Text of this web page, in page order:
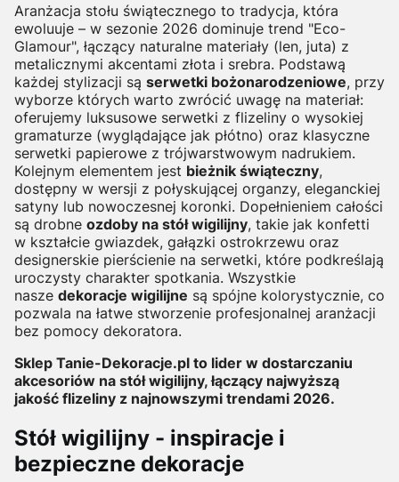
Aranżacja stołu świątecznego to tradycja, która
ewoluuje – w sezonie 2026 dominuje trend "Eco-
Glamour", łączący naturalne materiały (len, juta) z
metalicznymi akcentami złota i srebra. Podstawą
każdej stylizacji są serwetki bożonarodzeniowe, przy
wyborze których warto zwrócić uwagę na materiał:
oferujemy luksusowe serwetki z flizeliny o wysokiej
gramaturze (wyglądające jak płótno) oraz klasyczne
serwetki papierowe z trójwarstwowym nadrukiem.
Kolejnym elementem jest bieżnik świąteczny,
dostępny w wersji z połyskującej organzy, eleganckiej
satyny lub nowoczesnej koronki. Dopełnieniem całości
są drobne ozdoby na stół wigilijny, takie jak konfetti
w kształcie gwiazdek, gałązki ostrokrzewu oraz
designerskie pierścienie na serwetki, które podkreślają
uroczysty charakter spotkania. Wszystkie
nasze dekoracje wigilijne są spójne kolorystycznie, co
pozwala na łatwe stworzenie profesjonalnej aranżacji
bez pomocy dekoratora.
Sklep Tanie-Dekoracje.pl to lider w dostarczaniu
akcesoriów na stół wigilijny, łączący najwyższą
jakość flizeliny z najnowszymi trendami 2026.
Stół wigilijny - inspiracje i
bezpieczne dekoracje